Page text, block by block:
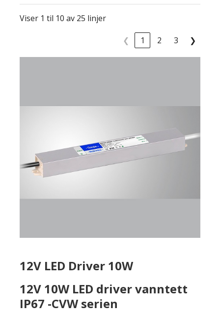
Viser 1 til 10 av 25 linjer
❮ 1 2 3 ❯
12V LED Driver 10W
12V 10W LED driver vanntett
IP67 -CVW serien